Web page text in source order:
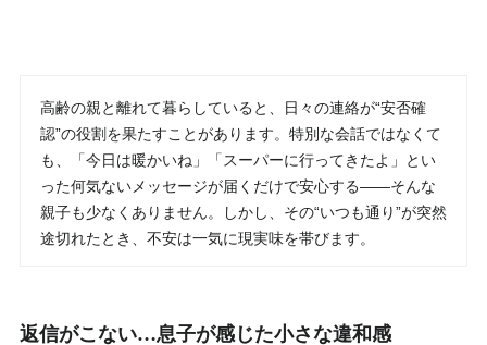
高齢の親と離れて暮らしていると、日々の連絡が“安否確
認”の役割を果たすことがあります。特別な会話ではなくて
も、「今日は暖かいね」「スーパーに行ってきたよ」とい
った何気ないメッセージが届くだけで安心する――そんな
親子も少なくありません。しかし、その“いつも通り”が突然
途切れたとき、不安は一気に現実味を帯びます。
返信がこない…息子が感じた小さな違和感